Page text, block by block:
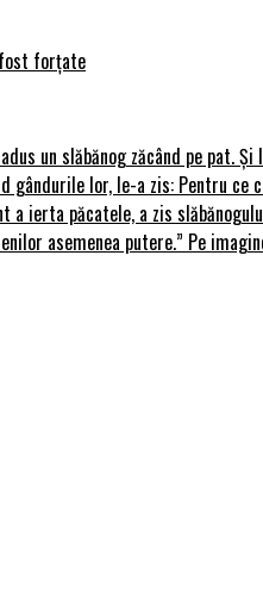
forțate
un slăbănog zăcând pe pat. Și
lor, le-a zis: Pentru ce
a ierta păcatele, a zis
asemenea putere.” Pe